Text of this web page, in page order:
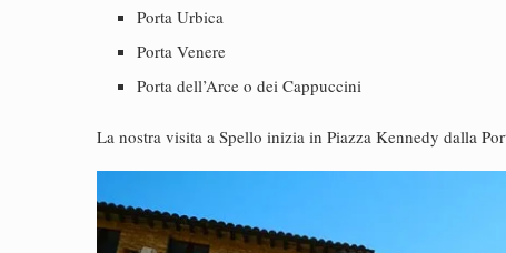
Porta Urbica
Porta Venere
Porta dell’Arce o dei Cappuccini
La nostra visita a Spello inizia in Piazza Kennedy dalla